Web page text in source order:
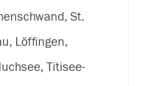
St.
Löffingen,
Titisee-